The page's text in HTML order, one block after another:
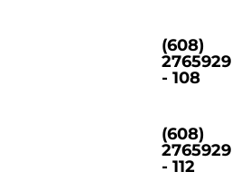
(608)
2765929
- 108
(608)
2765929
- 112